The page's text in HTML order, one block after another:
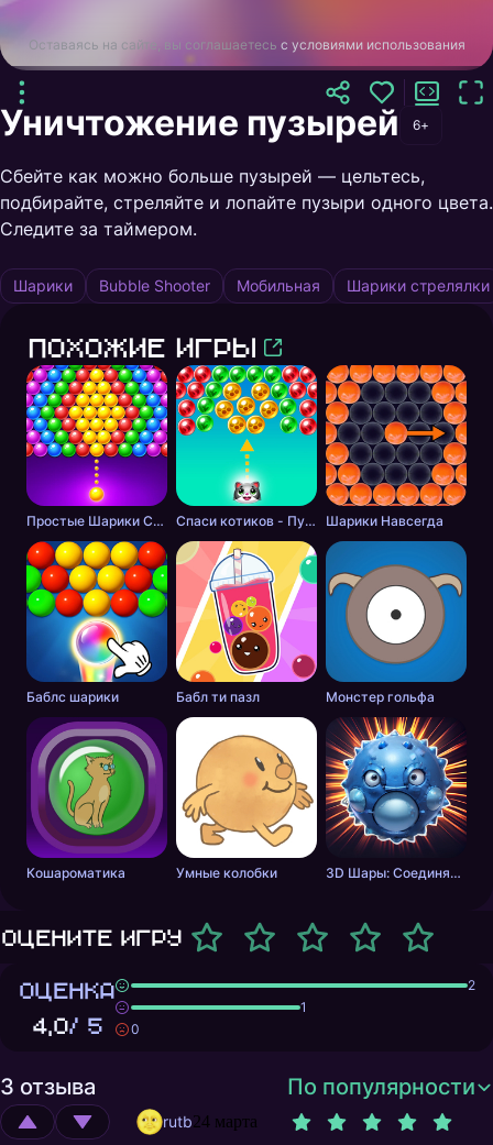
Оставаясь на сайте, вы соглашаетесь с условиями использования
Уничтожение пузырей 6+
Сбейте как можно больше пузырей — цельтесь,
подбирайте, стреляйте и лопайте пузыри одного цвета.
Следите за таймером.
Шарики Bubble Shooter Мобильная Шарики стрелялки
Похожие игры
Простые Шарики Стрелялки Спаси котиков - Пузырьковый Шутер Шарики Навсегда
Баблс шарики Бабл ти пазл Монстер гольфа
Кошароматика Умные колобки 3D Шары: Соединялка
Оцените игру
ОЦЕНКА
4,0/ 5
2
1
0
3 отзыва По популярности
rutb24 марта